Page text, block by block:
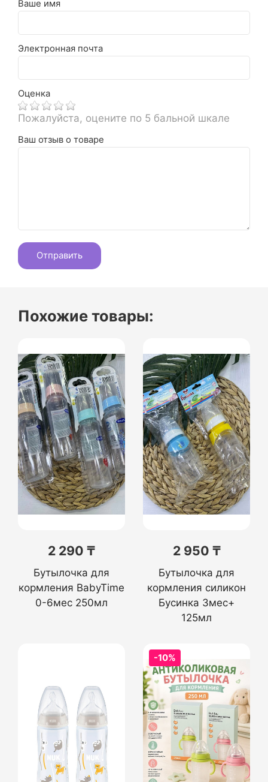
Ваше имя
Электронная почта
Оценка
Пожалуйста, оцените по 5 бальной шкале
Ваш отзыв о товаре
Похожие товары:
2 290 ₸
Бутылочка для
кормления BabyTime
0-6мес 250мл
2 950 ₸
Бутылочка для
кормления силикон
Бусинка 3мес+
125мл
-10%